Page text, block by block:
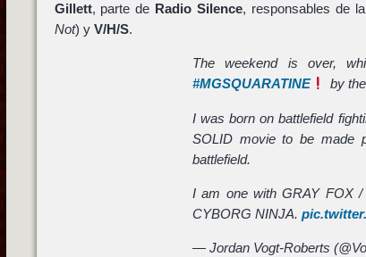
Gillett, parte de Radio Silence, responsables de
Not) y V/H/S.
The weekend is over,
#MGSQUARATINE
by
I was born on battlefield
SOLID movie to be made
battlefield.
I am one with GRAY FOX
CYBORG NINJA.
— Jordan Vogt-Roberts